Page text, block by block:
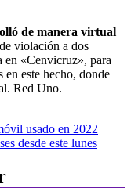
de manera virtual
violación a dos
en «Cenvicruz», para
en este hecho, donde
Red Uno.
usado en 2022
desde este lunes